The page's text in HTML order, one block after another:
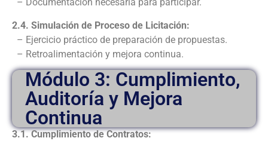
– Documentación necesaria para participar.
2.4. Simulación de Proceso de Licitación:
– Ejercicio práctico de preparación de propuestas.
– Retroalimentación y mejora continua.
Módulo 3: Cumplimiento,
Auditoría y Mejora
Continua
3.1. Cumplimiento de Contratos: